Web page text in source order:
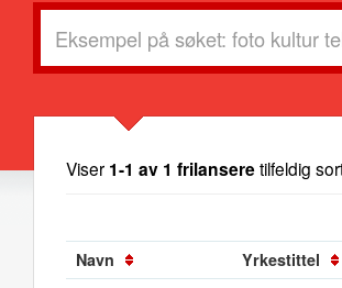
Viser 1-1 av 1 frilanseretilfeldig
Navn Yrkestittel